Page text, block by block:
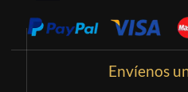
Envíenos